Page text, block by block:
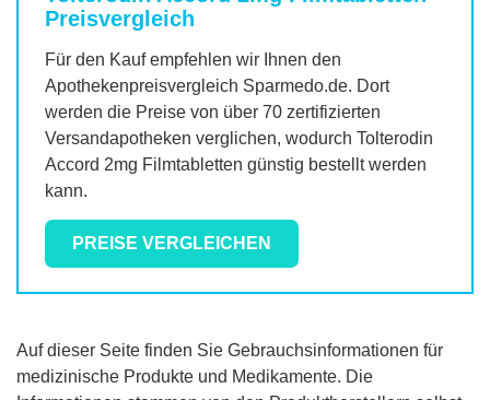
Preisvergleich
Für den Kauf empfehlen wir Ihnen den
Apothekenpreisvergleich Sparmedo.de. Dort
werden die Preise von über 70 zertifizierten
Versandapotheken verglichen, wodurch Tolterodin
Accord 2mg Filmtabletten günstig bestellt werden
kann.
PREISE VERGLEICHEN
Auf dieser Seite finden Sie Gebrauchsinformationen für
medizinische Produkte und Medikamente. Die